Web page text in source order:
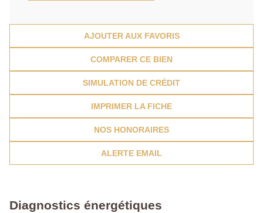
AJOUTER AUX FAVORIS
COMPARER CE BIEN
SIMULATION DE CRÉDIT
IMPRIMER LA FICHE
NOS HONORAIRES
ALERTE EMAIL
Diagnostics énergétiques